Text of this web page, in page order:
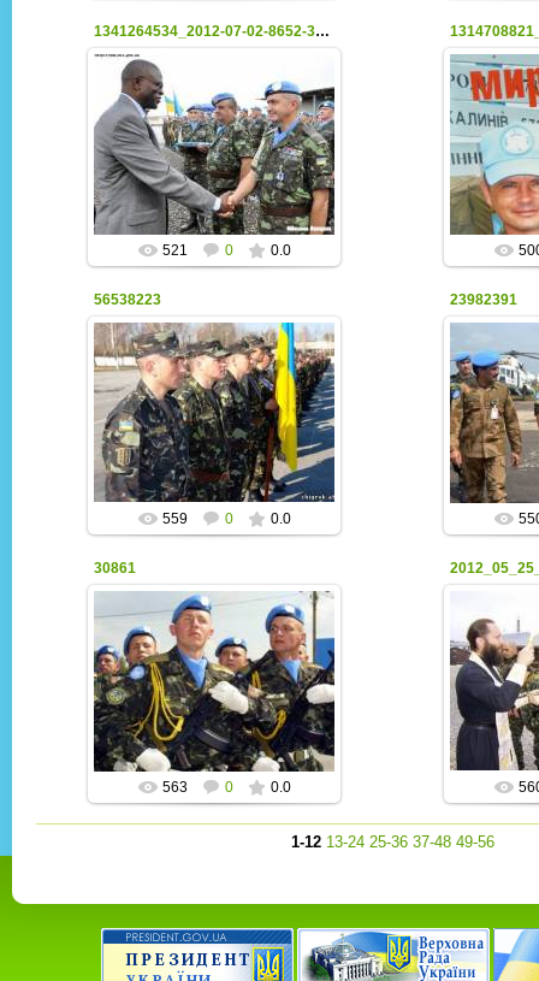
1341264534_2012-07-02-8652-39033
06.03.2015
peacekeeper
521 0 0.0
56538223
06.03.2015
peacekeeper
559 0 0.0
23982391
30861
06.03.2015
peacekeeper
563 0 0.0
1-12 13-24 25-36 37-48 49-56